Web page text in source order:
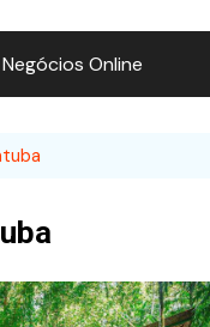
Online